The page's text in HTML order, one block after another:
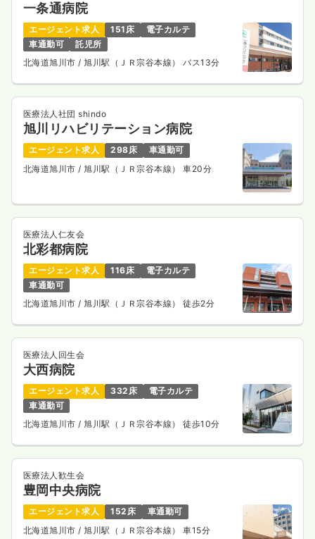
日勤のみ（パート）
給与 時給1,200円〜
時間 8:30～17:00（休憩45分）
時給1,200円以上可
気になる
一般病院
日勤のみ（常勤） 一時募集休止
給与 24.0万円
※経験7年の例
時間 7:00～15:30
（休憩45分）
日曜休み
その他正看護師 一般病院
日勤のみ（常勤） 一時募集休止
日祝休み
担当業務未経験可
気になる 詳細を見る
一条通病院
エージェント求人 151床
電子カルテ
車通勤可
託児所
北海道旭川市/ 旭川駅（ＪＲ宗谷本線） バス13分
医療法人社団 shindo
旭川リハビリテーション病院
エージェント求人 298床
車通勤可
北海道旭川市 / 旭川駅（ＪＲ宗谷本線） 車20分
医療法人仁友会
北彩都病院
エージェント求人 116床
電子カルテ
車通勤可
北海道旭川市/ 旭川駅（ＪＲ宗谷本線） 徒歩2分
医療法人回生会
大西病院
エージェント求人 332床
電子カルテ
車通勤可
北海道旭川市/ 旭川駅（ＪＲ宗谷本線） 徒歩10分
医療法人歓生会
豊岡中央病院
エージェント求人 152床
車通勤可
北海道旭川市 / 旭川駅（ＪＲ宗谷本線） 車15分